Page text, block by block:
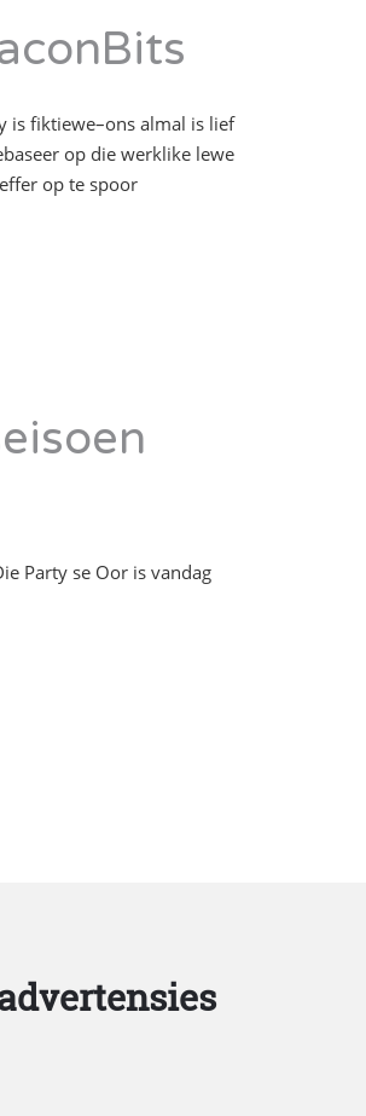
is fiktiewe–ons almal is lief
op die werklike lewe
op te spoor
Party se Oor is vandag